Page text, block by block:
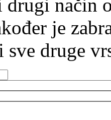
način
je
druge